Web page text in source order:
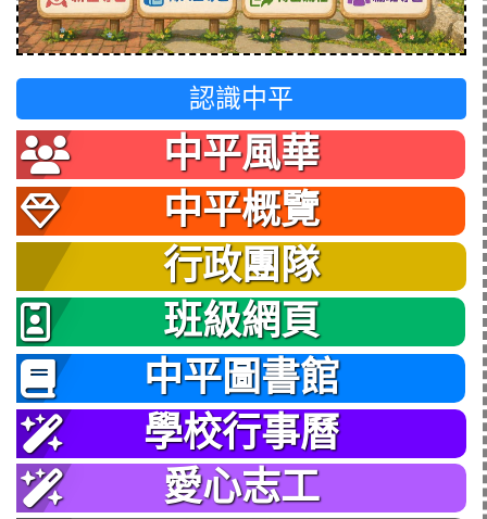
認識中平
中平風華
中平概覽
行政團隊
班級網頁
中平圖書館
學校行事曆
愛心志工